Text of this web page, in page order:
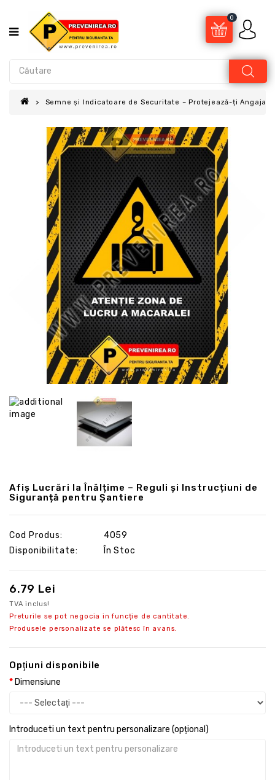
0
Semne și Indicatoare de Securitate – Protejează-ți
Afiș Lucrări la Înălțime – Reguli și Instrucțiuni de
Siguranță pentru Șantiere
Cod Produs:
4059
Disponibilitate:
În Stoc
6.79 Lei
TVA inclus!
Preturile se pot negocia in funcție de cantitate.
Produsele personalizate se plătesc în avans.
Opţiuni disponibile
Dimensiune
Introduceti un text pentru personalizare (opțional)